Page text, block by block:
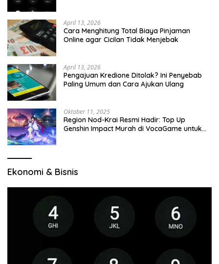
April 13, 2026
Cara Menghitung Total Biaya Pinjaman
Online agar Cicilan Tidak Menjebak
April 13, 2026
Pengajuan Kredione Ditolak? Ini Penyebab
Paling Umum dan Cara Ajukan Ulang
Oktober 11, 2025
Region Nod-Krai Resmi Hadir: Top Up
Genshin Impact Murah di VocaGame untuk
Ekonomi & Bisnis